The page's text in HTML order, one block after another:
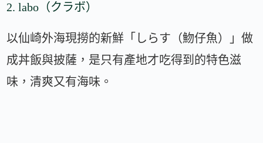
2. labo（クラボ）
以仙崎外海現撈的新鮮「しらす（魩仔魚）」做
成丼飯與披薩，是只有產地才吃得到的特色滋
味，清爽又有海味。